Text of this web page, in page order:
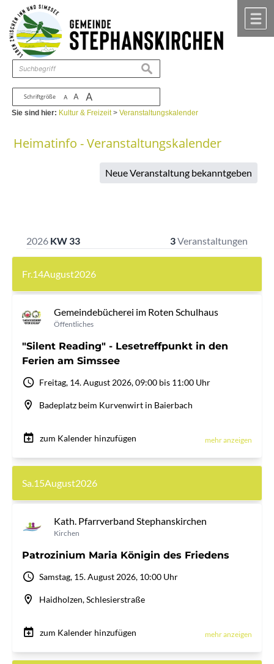
Zum Inhalt ,zur Navigation
Schriftgröße A A A
suchen
Sie sind hier: Kultur & Freizeit>Veranstaltungskalender
Heimatinfo - Veranstaltungskalender